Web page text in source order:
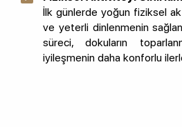
İlk günlerde yoğun fiziksel
ve yeterli dinlenmenin
süreci, dokuların
iyileşmenin daha konforlu